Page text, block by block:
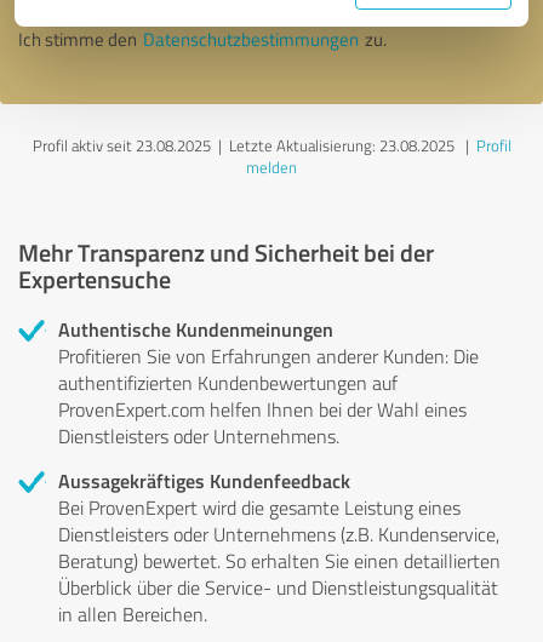
Ich stimme den Datenschutzbestimmungen zu.
Profil aktiv seit 23.08.2025 | Letzte Aktualisierung: 23.08.2025| Profil
melden
Mehr Transparenz und Sicherheit bei der
Expertensuche
Authentische Kundenmeinungen
Profitieren Sie von Erfahrungen anderer Kunden: Die
authentifizierten Kundenbewertungen auf
ProvenExpert.com helfen Ihnen bei der Wahl eines
Dienstleisters oder Unternehmens.
Aussagekräftiges Kundenfeedback
Bei ProvenExpert wird die gesamte Leistung eines
Dienstleisters oder Unternehmens (z.B. Kundenservice,
Beratung) bewertet. So erhalten Sie einen detaillierten
Überblick über die Service- und Dienstleistungsqualität
in allen Bereichen.